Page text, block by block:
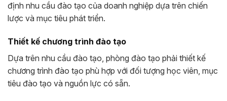
định nhu cầu đào tạo của doanh nghiệp dựa trên chiến
lược và mục tiêu phát triển.
Thiết kế chương trình đào tạo
Dựa trên nhu cầu đào tạo, phòng đào tạo phải thiết kế
chương trình đào tạo phù hợp với đối tượng học viên, mục
tiêu đào tạo và nguồn lực có sẵn.